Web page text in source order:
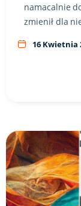
namacalnie
zmienił dla
16 Kwietnia
Link do